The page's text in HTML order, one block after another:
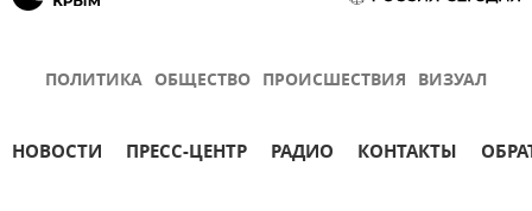
ПОЛИТИКА ОБЩЕСТВО ПРОИСШЕСТВИЯ ВИЗУАЛ
НОВОСТИ ПРЕСС-ЦЕНТР РАДИО КОНТАКТЫ